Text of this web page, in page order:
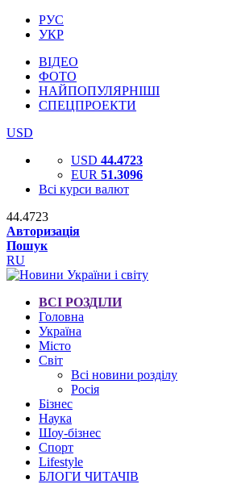
РУС
УКР
ВІДЕО
ФОТО
НАЙПОПУЛЯРНІШІ
СПЕЦПРОЕКТИ
USD
USD 44.4723
EUR 51.3096
Всі курси валют
44.4723
Авторизація
Пошук
RU
ВСІ РОЗДІЛИ
Головна
Україна
Місто
Світ
Всі новини розділу
Росія
Бізнес
Наука
Шоу-бізнес
Спорт
Lifestyle
БЛОГИ ЧИТАЧІВ